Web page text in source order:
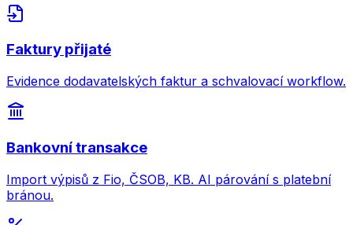
Faktury přijaté
Evidence dodavatelských faktur a schvalovací workflow.
Bankovní transakce
Import výpisů z Fio, ČSOB, KB. AI párování s platební
bránou.